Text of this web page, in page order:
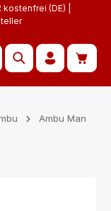
(DE) |
Ambu Man